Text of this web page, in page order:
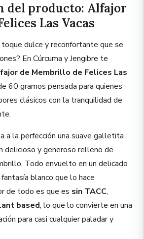
del producto: Alfajor
Las Vacas
toque dulce y reconfortante que se
En Cúrcuma y Jengibre te
de Membrillo de Felices Las
60 gramos pensada para quienes
clásicos con la tranquilidad de
a la perfección una suave galletita
delicioso y generoso relleno de
Todo envuelto en un delicado
blanco que lo hace
de todo es que es sin TACC,
based, lo que lo convierte en una
para casi cualquier paladar y